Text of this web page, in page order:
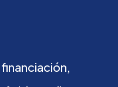
financiación,